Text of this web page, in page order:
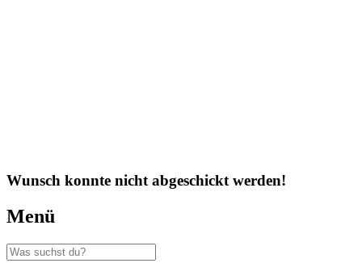
Wunsch konnte nicht abgeschickt werden!
Menü